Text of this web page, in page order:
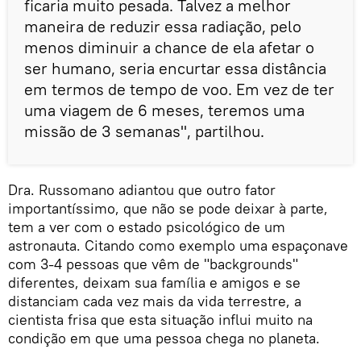
ficaria muito pesada. Talvez a melhor
maneira de reduzir essa radiação, pelo
menos diminuir a chance de ela afetar o
ser humano, seria encurtar essa distância
em termos de tempo de voo. Em vez de ter
uma viagem de 6 meses, teremos uma
missão de 3 semanas", partilhou.
Dra. Russomano adiantou que outro fator
importantíssimo, que não se pode deixar à parte,
tem a ver com o estado psicológico de um
astronauta. Citando como exemplo uma espaçonave
com 3-4 pessoas que vêm de "backgrounds"
diferentes, deixam sua família e amigos e se
distanciam cada vez mais da vida terrestre, a
cientista frisa que esta situação influi muito na
condição em que uma pessoa chega no planeta.